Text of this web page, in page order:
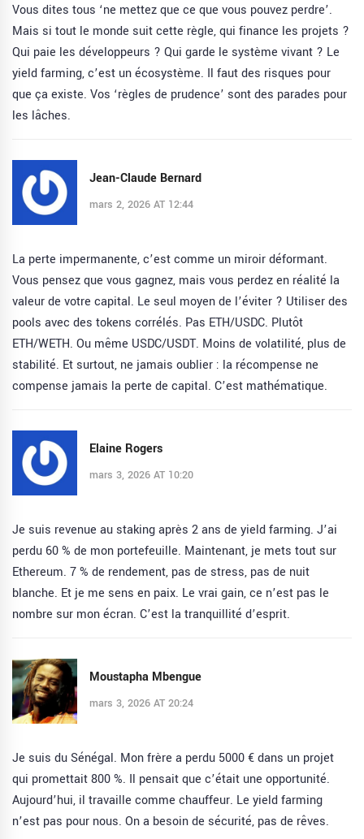
Vous dites tous ‘ne mettez que ce que vous pouvez perdre’.
Mais si tout le monde suit cette règle, qui finance les projets ?
Qui paie les développeurs ? Qui garde le système vivant ? Le
yield farming, c’est un écosystème. Il faut des risques pour
que ça existe. Vos ‘règles de prudence’ sont des parades pour
les lâches.
Jean-Claude Bernard
mars 2, 2026 AT 12:44
La perte impermanente, c’est comme un miroir déformant.
Vous pensez que vous gagnez, mais vous perdez en réalité la
valeur de votre capital. Le seul moyen de l’éviter ? Utiliser des
pools avec des tokens corrélés. Pas ETH/USDC. Plutôt
ETH/WETH. Ou même USDC/USDT. Moins de volatilité, plus de
stabilité. Et surtout, ne jamais oublier : la récompense ne
compense jamais la perte de capital. C’est mathématique.
Elaine Rogers
mars 3, 2026 AT 10:20
Je suis revenue au staking après 2 ans de yield farming. J’ai
perdu 60 % de mon portefeuille. Maintenant, je mets tout sur
Ethereum. 7 % de rendement, pas de stress, pas de nuit
blanche. Et je me sens en paix. Le vrai gain, ce n’est pas le
nombre sur mon écran. C’est la tranquillité d’esprit.
Moustapha Mbengue
mars 3, 2026 AT 20:24
Je suis du Sénégal. Mon frère a perdu 5000 € dans un projet
qui promettait 800 %. Il pensait que c’était une opportunité.
Aujourd’hui, il travaille comme chauffeur. Le yield farming
n’est pas pour nous. On a besoin de sécurité, pas de rêves.